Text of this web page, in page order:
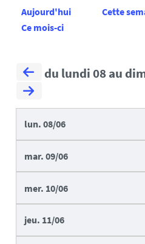
Aujourd'hui
Cette
Ce mois-ci
du lundi 08 au
lun. 08/06
mar. 09/06
mer. 10/06
jeu. 11/06